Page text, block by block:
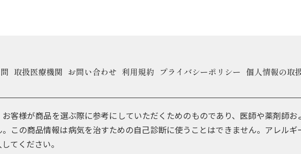
取扱医療機関 お問い合わせ 利用規約 プライバシーポリシー 個人情報の取
客様が商品を選ぶ際に参考にしていただくためのものであり、医師や薬剤師
この商品情報は病気を治すための自己診断に使うことはできません。アレル
てください。